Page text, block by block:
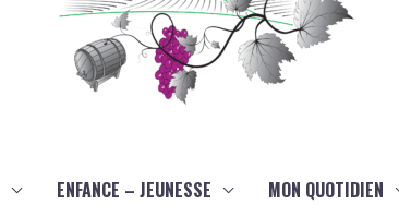
ENFANCE – JEUNESSE MON QUOTIDIEN